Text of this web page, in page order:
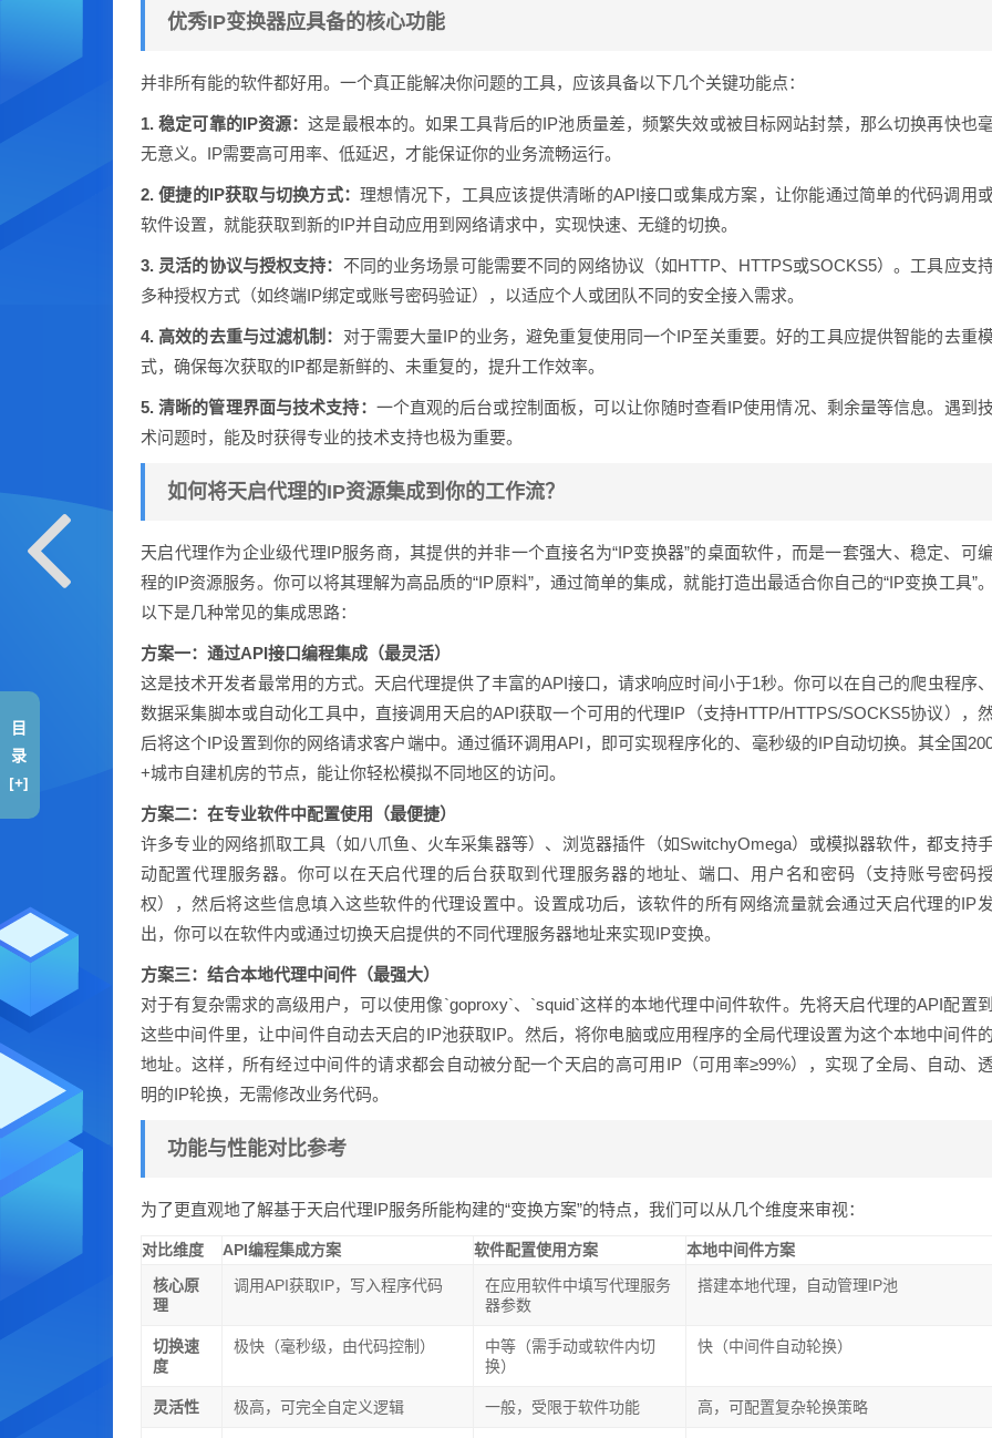
优秀IP变换器应具备的核心功能
并非所有能的软件都好用。一个真正能解决你问题的工具，应该具备以下几个关键功能点：
1. 稳定可靠的IP资源：这是最根本的。如果工具背后的IP池质量差，频繁失效或被目标网站封禁，那么切换再快也
无意义。IP需要高可用率、低延迟，才能保证你的业务流畅运行。
2. 便捷的IP获取与切换方式：理想情况下，工具应该提供清晰的API接口或集成方案，让你能通过简单的代码调用
软件设置，就能获取到新的IP并自动应用到网络请求中，实现快速、无缝的切换。
3. 灵活的协议与授权支持： 不同的业务场景可能需要不同的网络协议（如HTTP、HTTPS或SOCKS5）。工具应支
多种授权方式（如终端IP绑定或账号密码验证），以适应个人或团队不同的安全接入需求。
4. 高效的去重与过滤机制： 对于需要大量IP的业务，避免重复使用同一个IP至关重要。好的工具应提供智能的去重
式，确保每次获取的IP都是新鲜的、未重复的，提升工作效率。
5. 清晰的管理界面与技术支持： 一个直观的后台或控制面板，可以让你随时查看IP使用情况、剩余量等信息。遇到
术问题时，能及时获得专业的技术支持也极为重要。
如何将天启代理的IP资源集成到你的工作流？
天启代理作为企业级代理IP服务商，其提供的并非一个直接名为“IP变换器”的桌面软件，而是一套强大、稳定、可
程的IP资源服务。你可以将其理解为高品质的“IP原料”，通过简单的集成，就能打造出最适合你自己的“IP变换工具”
以下是几种常见的集成思路：
方案一：通过API接口编程集成（最灵活）
这是技术开发者最常用的方式。天启代理提供了丰富的API接口，请求响应时间小于1秒。你可以在自己的爬虫程序
数据采集脚本或自动化工具中，直接调用天启的API获取一个可用的代理IP（支持HTTP/HTTPS/SOCKS5协议），
后将这个IP设置到你的网络请求客户端中。通过循环调用API，即可实现程序化的、毫秒级的IP自动切换。其全国
+城市自建机房的节点，能让你轻松模拟不同地区的访问。
方案二：在专业软件中配置使用（最便捷）
许多专业的网络抓取工具（如八爪鱼、火车采集器等）、浏览器插件（如SwitchyOmega）或模拟器软件，都支持
动配置代理服务器。你可以在天启代理的后台获取到代理服务器的地址、端口、用户名和密码（支持账号密码
权），然后将这些信息填入这些软件的代理设置中。设置成功后，该软件的所有网络流量就会通过天启代理的IP
出，你可以在软件内或通过切换天启提供的不同代理服务器地址来实现IP变换。
方案三：结合本地代理中间件（最强大）
对于有复杂需求的高级用户，可以使用像`goproxy`、`squid`这样的本地代理中间件软件。先将天启代理的API配置
这些中间件里，让中间件自动去天启的IP池获取IP。然后，将你电脑或应用程序的全局代理设置为这个本地中间件
地址。这样，所有经过中间件的请求都会自动被分配一个天启的高可用IP（可用率≥99%），实现了全局、自动、
明的IP轮换，无需修改业务代码。
功能与性能对比参考
为了更直观地了解基于天启代理IP服务所能构建的“变换方案”的特点，我们可以从几个维度来审视：
对比维度 API编程集成方案 软件配置使用方案
本地中间件方案
核心原
理
调用API获取IP，写入程序代码
在应用软件中填写代理服务
器参数
搭建本地代理，自动管理IP池
切换速
度
极快（毫秒级，由代码控制）
中等（需手动或软件内切
换）
快（中间件自动轮换）
灵活性 极高，可完全自定义逻辑 一般，受限于软件功能 高，可配置复杂轮换策略
目
录
[+]